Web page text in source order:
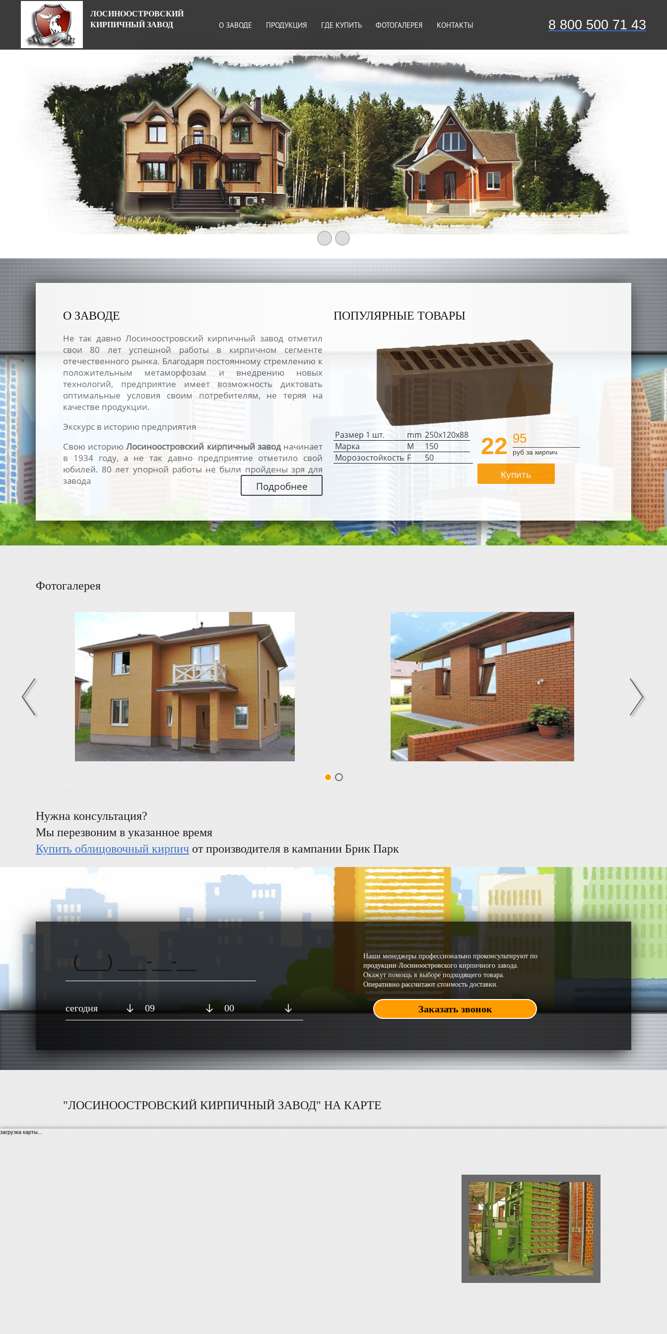
ЛОСИНООСТРОВСКИЙ
КИРПИЧНЫЙ ЗАВОД
О ЗАВОДЕ ПРОДУКЦИЯ ГДЕ КУПИТЬ ФОТОГАЛЕРЕЯ КОНТАКТЫ 8 800 500 71 43
О ЗАВОДЕ
Не так давно Лосиноостровский кирпичный завод отметил
свои 80 лет успешной работы в кирпичном сегменте
отечественного рынка. Благодаря постоянному стремлению к
положительным метаморфозам и внедрению новых
технологий, предприятие имеет возможность диктовать
оптимальные условия своим потребителям, не теряя на
качестве продукции.
Экскурс в историю предприятия
Свою историюЛосиноостровский кирпичный заводначинает
в 1934 году, а не так давно предприятие отметило свой
юбилей. 80 лет упорной работы не были пройдены зря для
завода
Подробнее
ПОПУЛЯРНЫЕ ТОВАРЫ
Размер 1 шт. mm 250х120х88
Марка
M
150
Морозостойкость F 50 22 95
руб за кирпич
Купить
Размер 1 шт.
Морозостойкость
Фотогалерея
Нужна консультация?
Мы перезвоним в указанное время
Купить облицовочный кирпич от производителя в кампании Брик Парк
сегодня 09 00
Наши менеджеры профессионально проконсультируют по
продукции Лосиноостровского кирпичного завода.
Окажут помощь в выборе подходящего товара.
Оперативно рассчитают стоимость доставки.
"ЛОСИНООСТРОВСКИЙ КИРПИЧНЫЙ ЗАВОД" НА КАРТЕ
загрузка карты...